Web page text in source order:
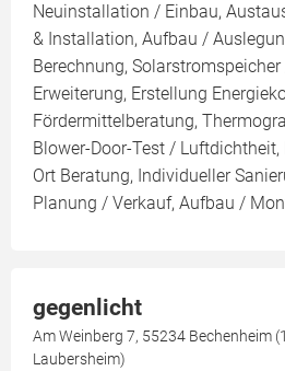
Neuinstallation / Einbau,
& Installation, Aufbau /
Berechnung,
Erweiterung, Erstellung
Fördermittelberatung,
Blower-Door-Test / Luftdichtheit,
Ort Beratung, Individueller
Planung / Verkauf, Aufbau /
gegenlicht
Am Weinberg 7, 55234 Bechenheim
Laubersheim)